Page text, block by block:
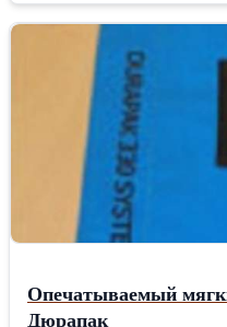
Грузоподъемность
Легкий (14 кг.), но
нагрузки, мусорный
помощником в Вашем
(мусорные баки), Вы легко
в промышленной,
для мусора Материал: Пластик
Опечатываемый
Дюрапак